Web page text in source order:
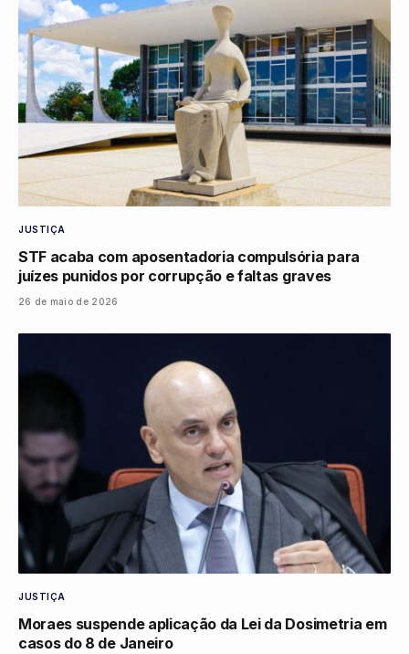
JUSTIÇA
STF acaba com aposentadoria compulsória para
juízes punidos por corrupção e faltas graves
26 de maio de 2026
JUSTIÇA
Moraes suspende aplicação da Lei da Dosimetria em
casos do 8 de Janeiro